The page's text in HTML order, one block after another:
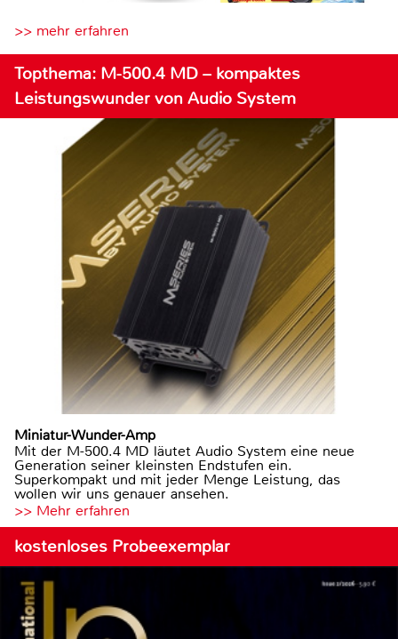
>> mehr erfahren
Topthema: M-500.4 MD – kompaktes
Leistungswunder von Audio System
Miniatur-Wunder-Amp
Mit der M-500.4 MD läutet Audio System eine neue
Generation seiner kleinsten Endstufen ein.
Superkompakt und mit jeder Menge Leistung, das
wollen wir uns genauer ansehen.
>> Mehr erfahren
kostenloses Probeexemplar